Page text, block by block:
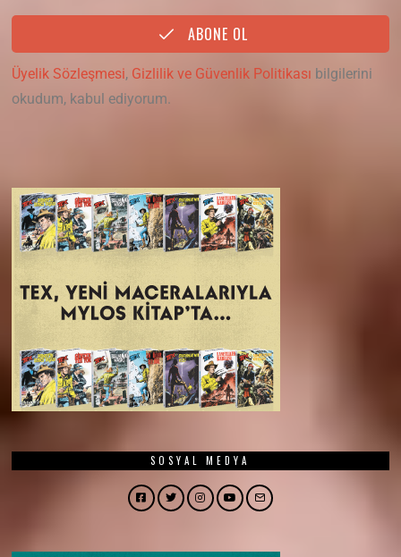
ABONE OL
Üyelik Sözleşmesi, Gizlilik ve Güvenlik Politikası bilgilerini
okudum, kabul ediyorum.
SOSYAL MEDYA
Facebook
TwitterInstagram
YouTubeEmail